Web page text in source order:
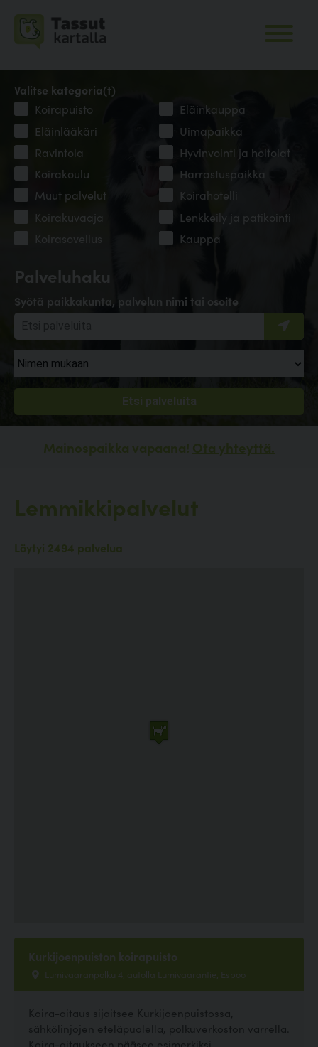
Palveluhaku
Syötä paikkakunta, palvelun nimi tai osoite
Valitse kategoria(t)
Koirapuisto
Eläinkauppa
Eläinlääkäri
Uimapaikka
Ravintola
Hyvinvointi ja hoitolat
Koirakoulu
Harrastuspaikka
Muut palvelut
Koirahotelli
Koirakuvaaja
Lenkkeily ja patikointi
Koirasovellus
Kauppa
Mainospaikka vapaana! Ota yhteyttä.
Lemmikkipalvelut
Löytyi 2494 palvelua
Kurkijoenpuiston koirapuisto
Lumivaaranpolku 4, autolla Lumivaarantie, Espoo
Koira-aitaus sijaitsee Kurkijoenpuistossa,
sähkölinjojen eteläpuolella, polkuverkoston varrella.
Koira-aitaukseen pääsee esimerkiksi